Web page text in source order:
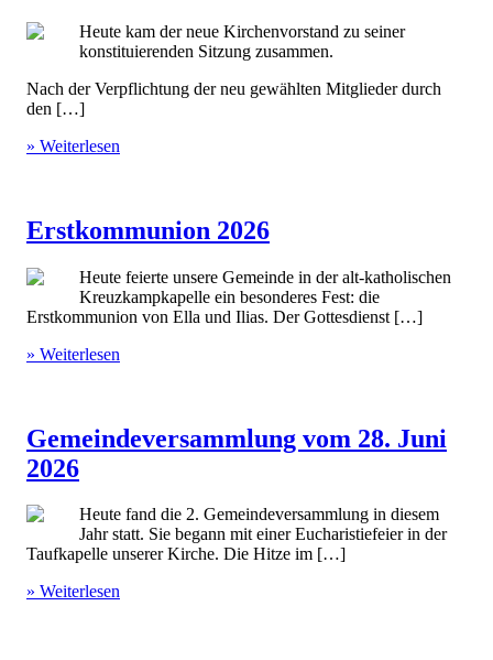
Heute kam der neue Kirchenvorstand zu seiner
konstituierenden Sitzung zusammen.
Nach der Verpflichtung der neu gewählten Mitglieder durch
den […]
» Weiterlesen
Erstkommunion 2026
Heute feierte unsere Gemeinde in der alt-katholischen
Kreuzkampkapelle ein besonderes Fest: die
Erstkommunion von Ella und Ilias. Der Gottesdienst […]
» Weiterlesen
Gemeindeversammlung vom 28. Juni
2026
Heute fand die 2. Gemeindeversammlung in diesem
Jahr statt. Sie begann mit einer Eucharistiefeier in der
Taufkapelle unserer Kirche. Die Hitze im […]
» Weiterlesen